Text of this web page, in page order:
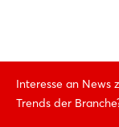
Interesse an News
Trends der